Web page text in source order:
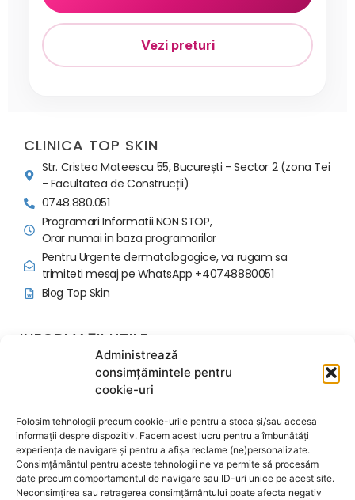
Administrează
consimțămintele pentru
cookie-uri
Folosim tehnologii precum cookie-urile pentru a stoca și/sau accesa
informații despre dispozitiv. Facem acest lucru pentru a îmbunătăți
experiența de navigare și pentru a afișa reclame (ne)personalizate.
Consimțământul pentru aceste tehnologii ne va permite să procesăm
date precum comportamentul de navigare sau ID-uri unice pe acest site.
Neconsimțirea sau retragerea consimțământului poate afecta negativ
Vezi preturi
CLINICA TOP SKIN
Str. Cristea Mateescu 55, București - Sector 2 (zona Tei
- Facultatea de Construcții)
0748.880.051
Programari Informatii NON STOP,
Orar numai in baza programarilor
Pentru Urgente dermatologogice, va rugam sa
trimiteti mesaj pe WhatsApp +40748880051
Blog Top Skin
INFORMAȚII UTILE
Politica programari si avans
Regulament Ordine Interioara
Contactează-ne
Despre noi
Termeni și condiții
Politica de confidențialitate
Politica de cookie-uri
Acord Informat Proceduri